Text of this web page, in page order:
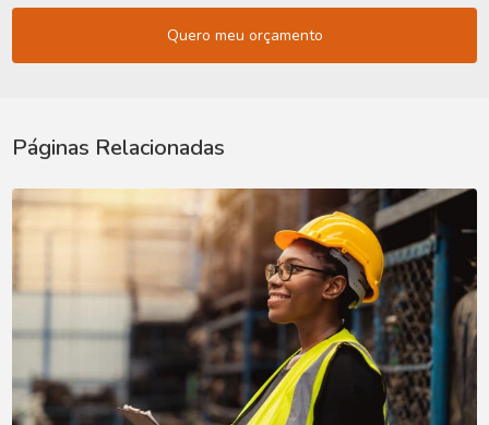
Quero meu orçamento
Páginas Relacionadas